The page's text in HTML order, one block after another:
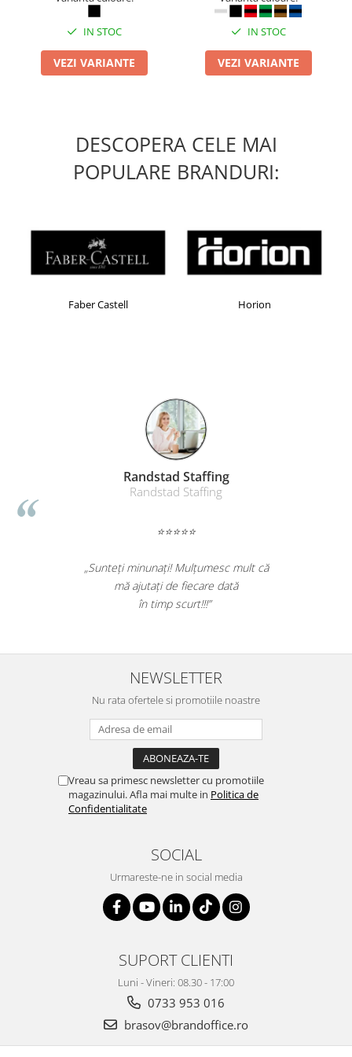
Hanorace
Reflectorizante
Incaltaminte
Echipamente medicale
Manusi de protectie
Casti de protectie
Accesorii pentru protectia muncii
Diverse accesorii
Articole de unica folosinta
Comunicare si prezentare
Table magnetice (whiteboard-uri)
Electronice si accesorii tech
Securitate digitala
Adaptoare de calatorie
Incarcatoare wireless
Incarcatoare cu fir si auto
Ceasuri smart - Smartwatch
Cartuse, tonere, consumabile PC
Standuri PC si suporturi
IN STOC
VEZI VARIANTE
IN STOC
VEZI VARIANTE
DESCOPERA CELE MAI
POPULARE BRANDURI:
Faber Castell Horion
Randstad Staffing
Randstad Staffing
⭐⭐⭐⭐⭐
„Sunteți minunați! Mulțumesc mult că
mă ajutați de fiecare dată
în timp scurt!!!”
NEWSLETTER
Nu rata ofertele si promotiile noastre
Vreau sa primesc newsletter cu promotiile
magazinului. Afla mai multe in Politica de
Confidentialitate
SOCIAL
Urmareste-ne in social media
SUPORT CLIENTI
Luni - Vineri: 08.30 - 17:00
0733 953 016
brasov@brandoffice.ro